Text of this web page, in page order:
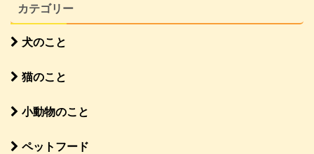
カテゴリー
犬のこと
猫のこと
小動物のこと
ペットフード